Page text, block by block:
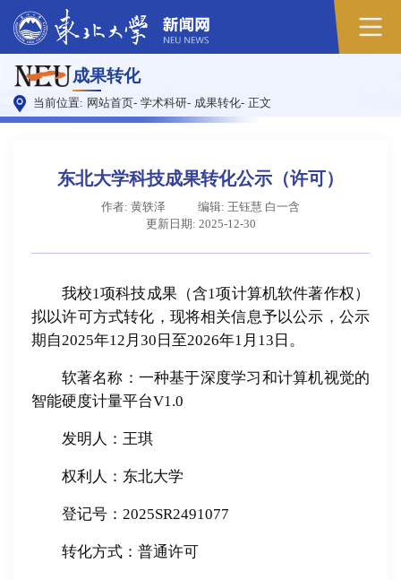
成果转化
当前位置: 网站首页- 学术科研- 成果转化- 正文
东北大学科技成果转化公示（许可）
作者: 黄轶泽
编辑: 王钰慧 白一含
更新日期: 2025-12-30
我校1项科技成果（含1项计算机软件著作权）
拟以许可方式转化，现将相关信息予以公示，公示
期自2025年12月30日至2026年1月13日。
软著名称：一种基于深度学习和计算机视觉的
智能硬度计量平台V1.0
发明人：王琪
权利人：东北大学
登记号：2025SR2491077
转化方式：普通许可